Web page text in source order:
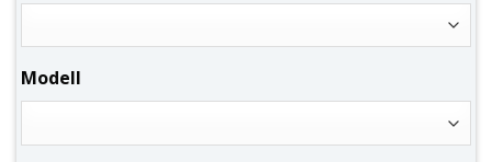
Modell